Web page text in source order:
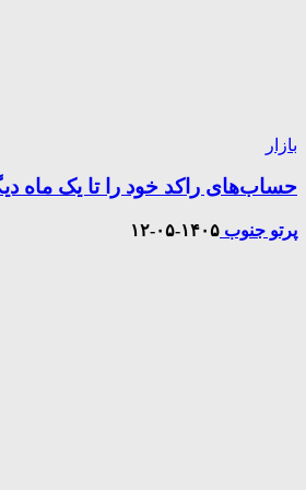
بازار
حساب‌های راکد خود را تا یک ماه
پرتو جنوب ۱۴۰۵-۰۵-۱۲